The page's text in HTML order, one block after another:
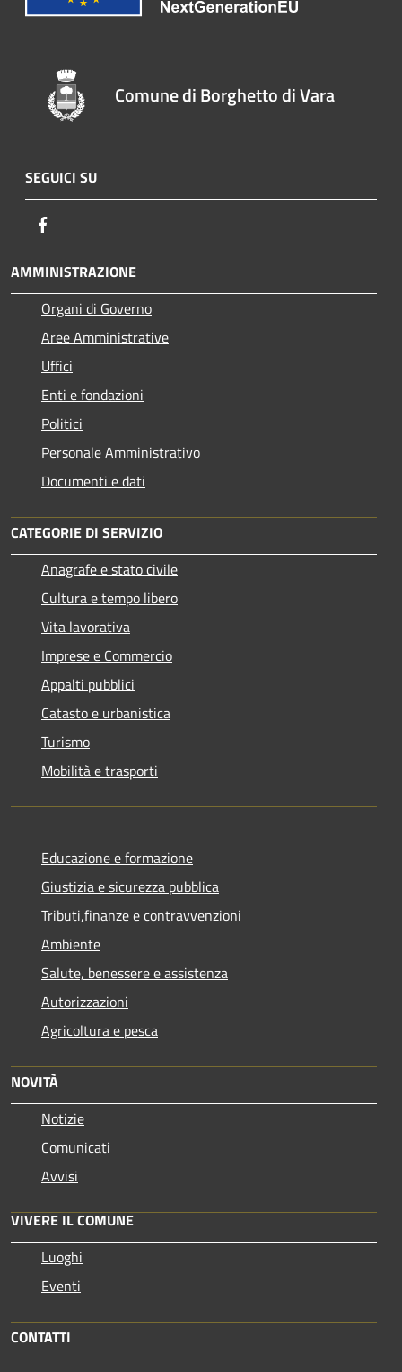
Comune di Borghetto di Vara
SEGUICI SU
AMMINISTRAZIONE
Organi di Governo
Aree Amministrative
Uffici
Enti e fondazioni
Politici
Personale Amministrativo
Documenti e dati
CATEGORIE DI SERVIZIO
Anagrafe e stato civile
Cultura e tempo libero
Vita lavorativa
Imprese e Commercio
Appalti pubblici
Catasto e urbanistica
Turismo
Mobilità e trasporti
Educazione e formazione
Giustizia e sicurezza pubblica
Tributi,finanze e contravvenzioni
Ambiente
Salute, benessere e assistenza
Autorizzazioni
Agricoltura e pesca
NOVITÀ
Notizie
Comunicati
Avvisi
VIVERE IL COMUNE
Luoghi
Eventi
CONTATTI